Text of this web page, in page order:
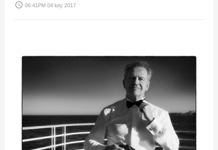
access_time 06:41PM 04 luty 2017